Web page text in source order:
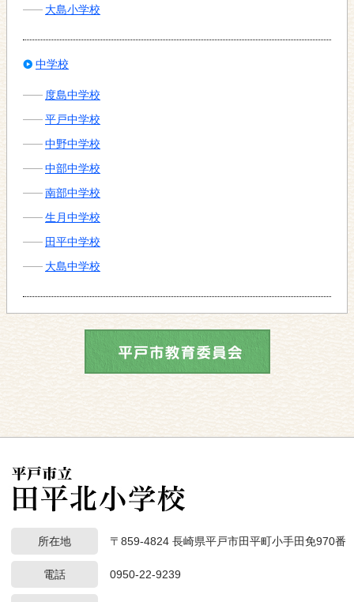
大島小学校
中学校
度島中学校
平戸中学校
中野中学校
中部中学校
南部中学校
生月中学校
田平中学校
大島中学校
所在地 〒859-4824 長崎県平戸市田平町小手田免970番
電話 0950-22-9239